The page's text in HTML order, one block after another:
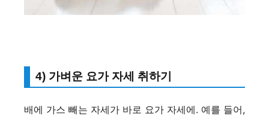
4) 가벼운 요가 자세 취하기
배에 가스 빼는 자세가 바로 요가 자세에. 예를 들어,